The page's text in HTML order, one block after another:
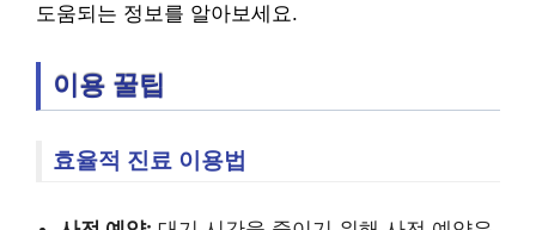
도움되는 정보를 알아보세요.
이용 꿀팁
효율적 진료 이용법